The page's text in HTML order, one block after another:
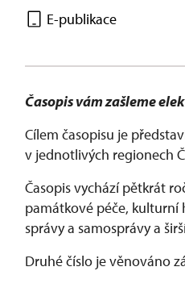
E-publikace
Časopis vám zašleme
Cílem časopisu je
v jednotlivých regionech
Časopis vychází pětkrát
památkové péče, kulturní
správy a samosprávy a
Druhé číslo je věnováno